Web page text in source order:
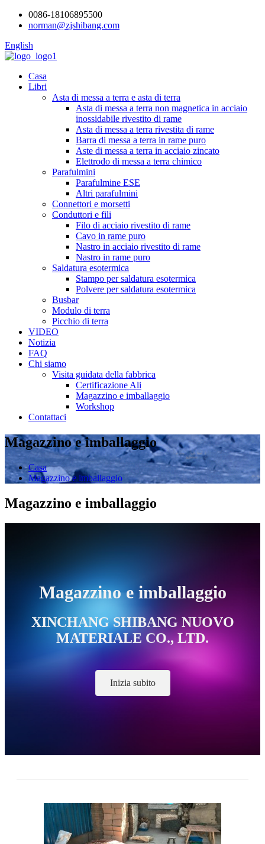
0086-18106895500
norman@zjshibang.com
English
Casa
Libri
Asta di messa a terra e asta di terra
Asta di messa a terra non magnetica in acciaio
inossidabile rivestito di rame
Asta di messa a terra rivestita di rame
Barra di messa a terra in rame puro
Aste di messa a terra in acciaio zincato
Elettrodo di messa a terra chimico
Parafulmini
Parafulmine ESE
Altri parafulmini
Connettori e morsetti
Conduttori e fili
Filo di acciaio rivestito di rame
Cavo in rame puro
Nastro in acciaio rivestito di rame
Nastro in rame puro
Saldatura esotermica
Stampo per saldatura esotermica
Polvere per saldatura esotermica
Busbar
Modulo di terra
Picchio di terra
VIDEO
Notizia
FAQ
Chi siamo
Visita guidata della fabbrica
Certificazione Ali
Magazzino e imballaggio
Workshop
Contattaci
Magazzino e imballaggio
Casa
Magazzino e imballaggio
Magazzino e imballaggio
Magazzino e imballaggio
XINCHANG SHIBANG NUOVO
MATERIALE CO., LTD.
Inizia subito